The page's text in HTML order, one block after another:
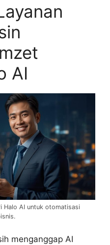
AI
Halo AI untuk otomatisasi
menganggap AI